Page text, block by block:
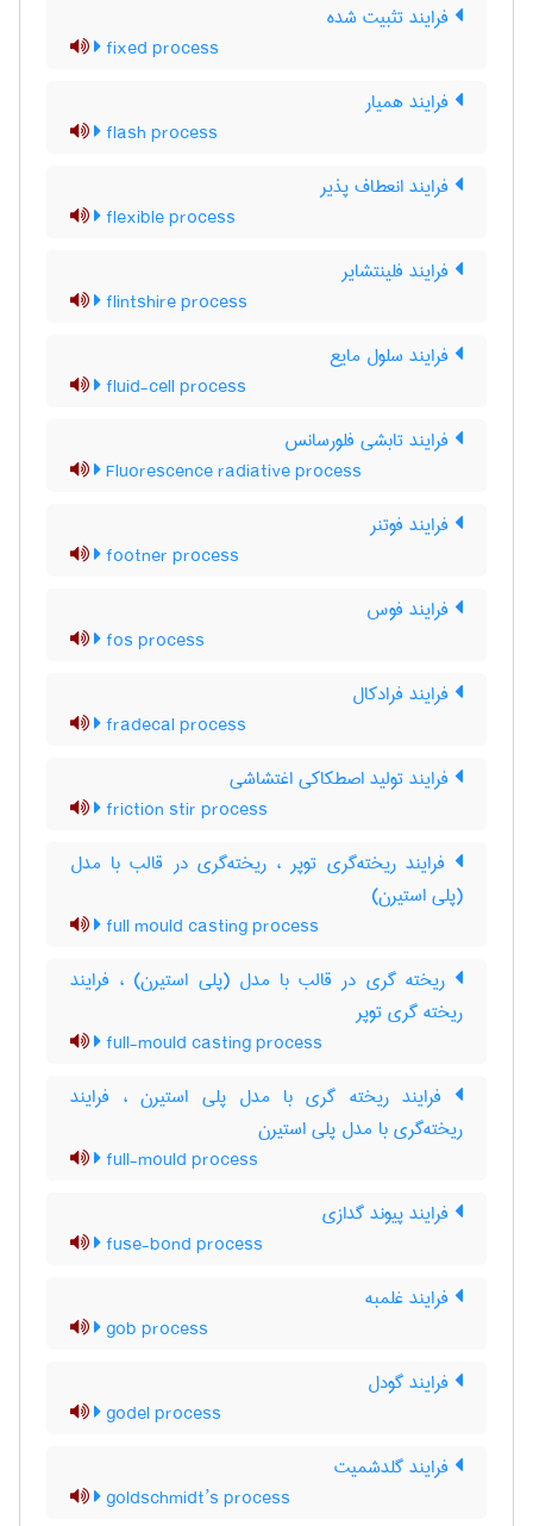
فرایند تثبیت شده
fixed process
فرایند همیار
flash process
فرایند انعطاف پذیر
flexible process
فرایند فلینتشایر
flintshire process
فرایند سلول مایع
fluid-cell process
فرایند تابشی فلورسانس
Fluorescence radiative process
فرایند فوتنر
footner process
فرایند فوس
fos process
فرایند فرادکال
fradecal process
فرایند تولید اصطکاکی اغتشاشی
friction stir process
فرایند ریخته‌گری توپر ، ریخته‌گری در قالب با مدل
(پلی استیرن)
full mould casting process
ریخته گری در قالب با مدل (پلی استیرن) ، فرایند
ریخته گری توپر
full-mould casting process
فرایند ریخته گری با مدل پلی استیرن ، فرایند
ریخته‌گری با مدل پلی استیرن
full-mould process
فرایند پیوند گدازی
fuse-bond process
فرایند غلمبه
gob process
فرایند گودل
godel process
فرایند گلدشمیت
goldschmidt’s process